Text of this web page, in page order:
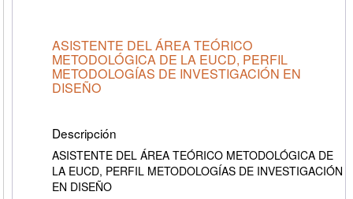
ASISTENTE DEL ÁREA TEÓRICO
METODOLÓGICA DE LA EUCD, PERFIL
METODOLOGÍAS DE INVESTIGACIÓN EN
DISEÑO
Descripción
ASISTENTE DEL ÁREA TEÓRICO METODOLÓGICA DE
LA EUCD, PERFIL METODOLOGÍAS DE INVESTIGACIÓN
EN DISEÑO